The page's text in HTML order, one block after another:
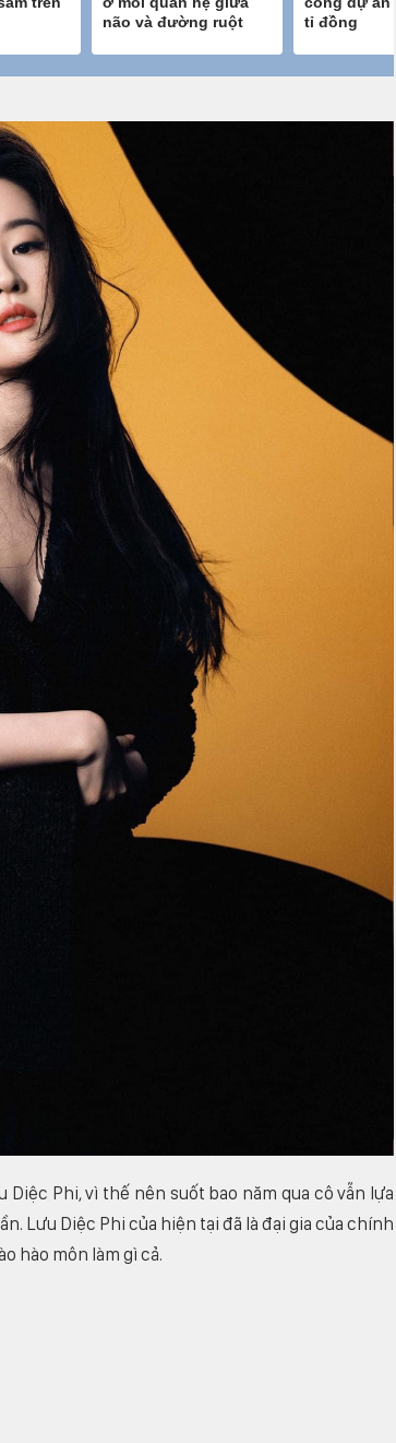
Phi, vì thế nên suốt bao năm qua cô vẫn lựa
Lưu Diệc Phi của hiện tại đã là đại gia của chính
hào môn làm gì cả.